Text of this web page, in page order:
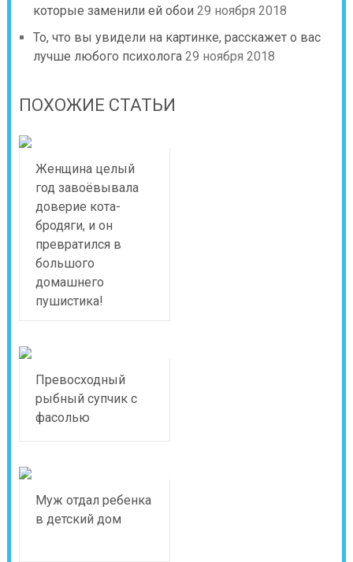
которые заменили ей обои 29 ноября 2018
То, что вы увидели на картинке, расскажет о вас
лучше любого психолога 29 ноября 2018
ПОХОЖИЕ СТАТЬИ
Женщина целый
год завоёвывала
доверие кота-
бродяги, и он
превратился в
большого
домашнего
пушистика!
Превосходный
рыбный супчик с
фасолью
Муж отдал ребенка
в детский дом